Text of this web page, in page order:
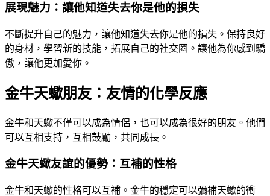
展現魅力：讓他知道失去你是他的損失
不斷提升自己的魅力，讓他知道失去你是他的損失。保持良好
的身材，學習新的技能，拓展自己的社交圈。讓他為你感到驕
傲，讓他更加愛你。
金牛天蠍朋友：友情的化學反應
金牛和天蠍不僅可以成為情侶，也可以成為很好的朋友。他們
可以互相支持，互相鼓勵，共同成長。
金牛天蠍友誼的優勢：互補的性格
金牛和天蠍的性格可以互補。金牛的穩定可以彌補天蠍的衝